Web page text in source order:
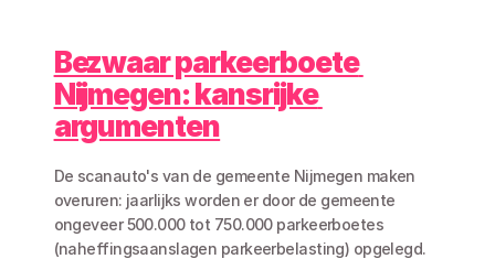
Bezwaar parkeerboete
Nijmegen: kansrijke
argumenten
De scanauto's van de gemeente Nijmegen maken
overuren: jaarlijks worden er door de gemeente
ongeveer 500.000 tot 750.000 parkeerboetes
(naheffingsaanslagen parkeerbelasting) opgelegd.